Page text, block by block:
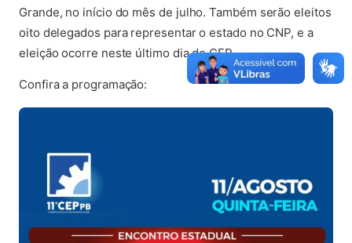
Grande, no início do mês de julho. Também serão eleitos
oito delegados para representar o estado no CNP, e a
eleição ocorre neste último dia de CEP.
Confira a programação: